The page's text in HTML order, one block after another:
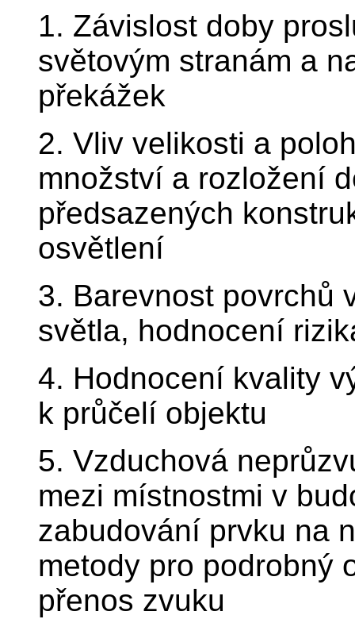
1. Závislost doby
světovým stranám a
překážek
2. Vliv velikosti a
množství a rozložení
předsazených
osvětlení
3. Barevnost povrchů
světla, hodnocení
4. Hodnocení kvality
k průčelí objektu
5. Vzduchová
mezi místnostmi v
zabudování prvku na
metody pro podrobný
přenos zvuku